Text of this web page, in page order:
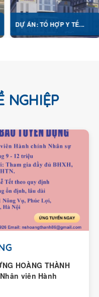
TỔ HỢP Y TẾ... DỰ ÁN:
NGHỊ...
NGHIỆP
HOÀNG THÀNH
viên Hành